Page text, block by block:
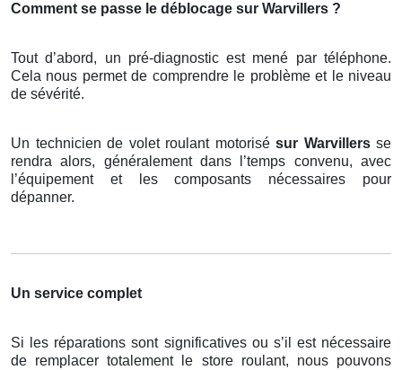
Comment se passe le déblocage sur Warvillers ?
Tout d’abord, un pré-diagnostic est mené par téléphone.
Cela nous permet de comprendre le problème et le niveau
de sévérité.
Un technicien de volet roulant motorisé sur Warvillers se
rendra alors, généralement dans l’temps convenu, avec
l’équipement et les composants nécessaires pour
dépanner.
Un service complet
Si les réparations sont significatives ou s’il est nécessaire
de remplacer totalement le store roulant, nous pouvons